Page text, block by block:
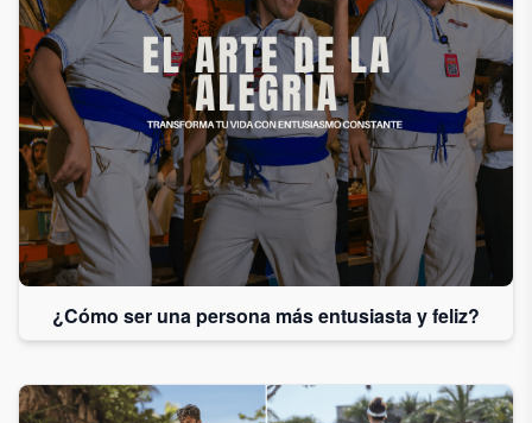
¿Cómo ser una persona más entusiasta y feliz?